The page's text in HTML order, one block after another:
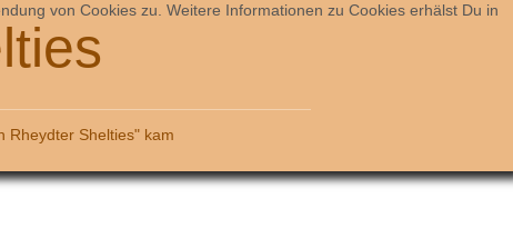
Rheydter Shelties" kam
von Cookies zu. Weitere Informationen zu Cookies erhälst Du in